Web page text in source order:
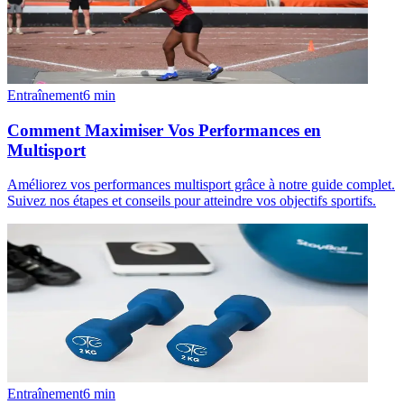
Entraînement6 min
Comment Maximiser Vos Performances en
Multisport
Améliorez vos performances multisport grâce à notre guide complet.
Suivez nos étapes et conseils pour atteindre vos objectifs sportifs.
Entraînement6 min